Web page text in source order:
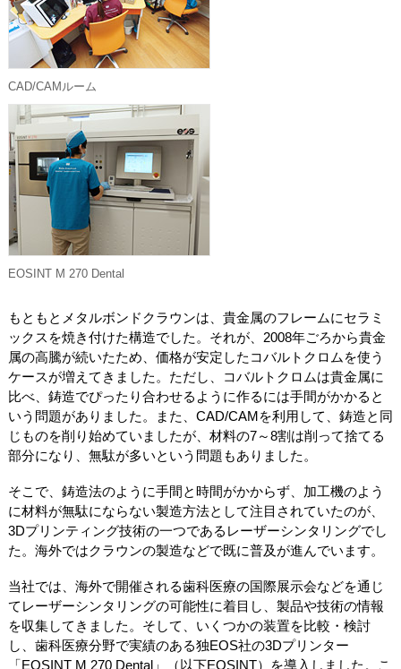
CAD/CAMルーム
EOSINT M 270 Dental
もともとメタルボンドクラウンは、貴金属のフレームにセラミ
ックスを焼き付けた構造でした。それが、2008年ごろから貴金
属の高騰が続いたため、価格が安定したコバルトクロムを使う
ケースが増えてきました。ただし、コバルトクロムは貴金属に
比べ、鋳造でぴったり合わせるように作るには手間がかかると
いう問題がありました。また、CAD/CAMを利用して、鋳造と同
じものを削り始めていましたが、材料の7～8割は削って捨てる
部分になり、無駄が多いという問題もありました。
そこで、鋳造法のように手間と時間がかからず、加工機のよう
に材料が無駄にならない製造方法として注目されていたのが、
3Dプリンティング技術の一つであるレーザーシンタリングでし
た。海外ではクラウンの製造などで既に普及が進んでいます。
当社では、海外で開催される歯科医療の国際展示会などを通じ
てレーザーシンタリングの可能性に着目し、製品や技術の情報
を収集してきました。そして、いくつかの装置を比較・検討
し、歯科医療分野で実績のある独EOS社の3Dプリンター
「EOSINT M 270 Dental」（以下EOSINT）を導入しました。こ